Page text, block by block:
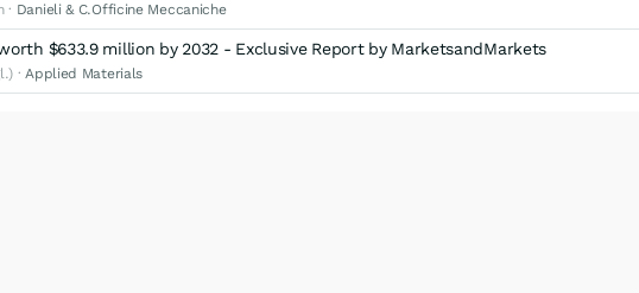
· Danieli & C.Officine Meccaniche
$633.9 million by 2032 - Exclusive Report by MarketsandMarkets
·Applied Materials